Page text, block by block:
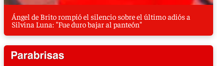
Ángel de Brito rompió el silencio sobre el último adiós a
Silvina Luna: "Fue duro bajar al panteón"